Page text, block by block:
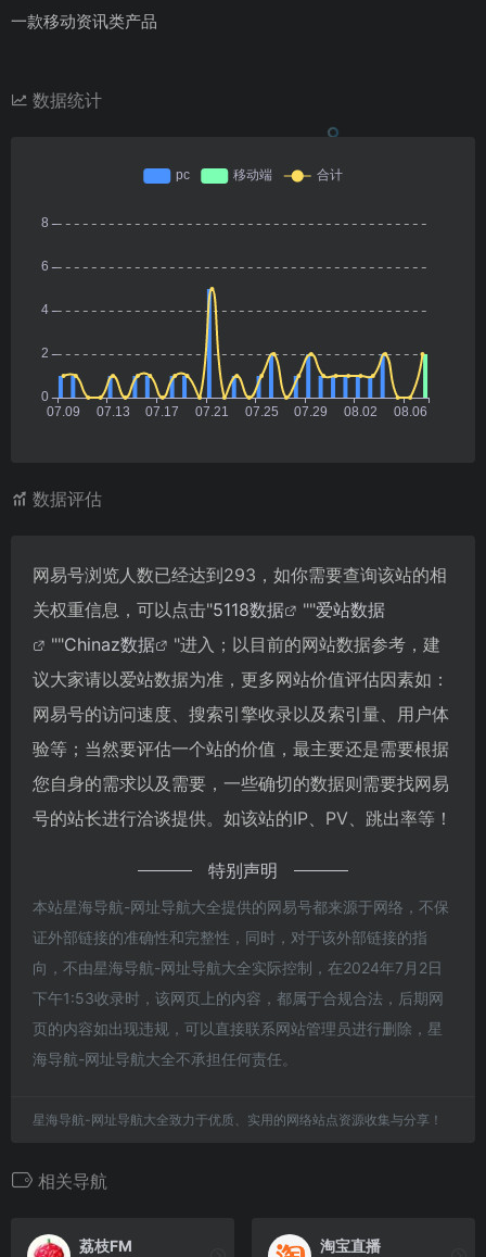
一款移动资讯类产品
数据统计
数据评估
网易号浏览人数已经达到293，如你需要查询该站的相
关权重信息，可以点击"5118数据 ""爱站数据
""Chinaz数据
"进入；以目前的网站数据参考，建
议大家请以爱站数据为准，更多网站价值评估因素如：
网易号的访问速度、搜索引擎收录以及索引量、用户体
验等；当然要评估一个站的价值，最主要还是需要根据
您自身的需求以及需要，一些确切的数据则需要找网易
号的站长进行洽谈提供。如该站的IP、PV、跳出率等！
特别声明
本站星海导航-网址导航大全提供的网易号都来源于网络，不保
证外部链接的准确性和完整性，同时，对于该外部链接的指
向，不由星海导航-网址导航大全实际控制，在2024年7月2日
下午1:53收录时，该网页上的内容，都属于合规合法，后期网
页的内容如出现违规，可以直接联系网站管理员进行删除，星
海导航-网址导航大全不承担任何责任。
星海导航-网址导航大全致力于优质、实用的网络站点资源收集与分享！
相关导航
荔枝FM 淘宝直播